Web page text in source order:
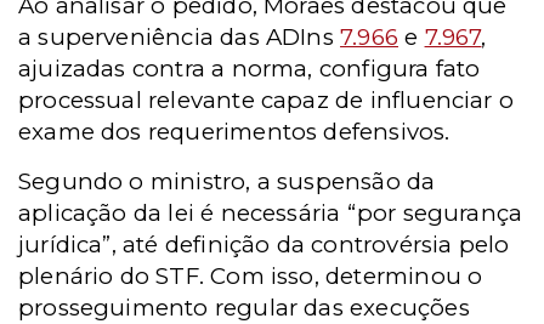
a superveniência das ADIns7.966 e 7.967,
ajuizadas contra a norma, configura fato
processual relevante capaz de influenciar o
exame dos requerimentos defensivos.
Segundo o ministro, a suspensão da
aplicação da lei é necessária “por segurança
jurídica”, até definição da controvérsia pelo
plenário do STF. Com isso, determinou o
prosseguimento regular das execuções